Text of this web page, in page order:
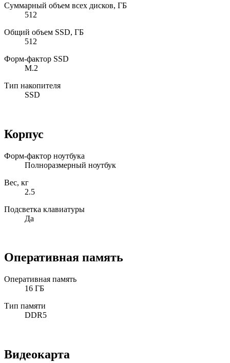
Суммарный объем всех дисков, ГБ
512
Общий объем SSD, ГБ
512
Форм-фактор SSD
M.2
Тип накопителя
SSD
Корпус
Форм-фактор ноутбука
Полноразмерный ноутбук
Вес, кг
2.5
Подсветка клавиатуры
Да
Оперативная память
Оперативная память
16 ГБ
Тип памяти
DDR5
Видеокарта